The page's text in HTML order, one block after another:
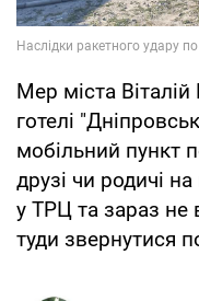
Мер міста
готелі
мобільний пункт
друзі чи родичі
у ТРЦ та зараз не
туди звернутися